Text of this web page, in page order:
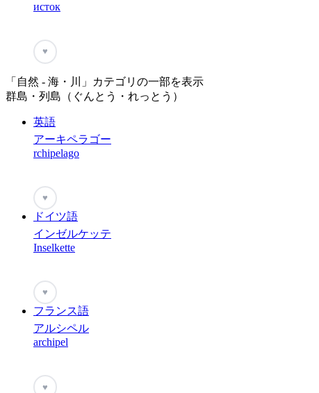
исток
♥
「自然 - 海・川」カテゴリの一部を表示
群島・列島（ぐんとう・れっとう）
英語
アーキペラゴー
rchipelago
♥
ドイツ語
インゼルケッテ
Inselkette
♥
フランス語
アルシペル
archipel
♥